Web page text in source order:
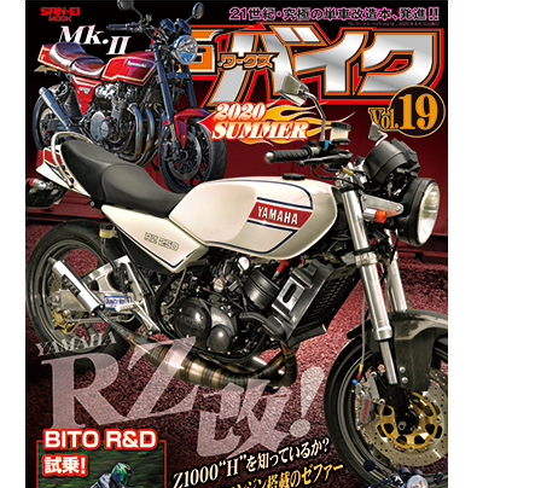
【新
案
内】
G
ワ
ー
ク
ス
バ
イ
ク
2020
年
夏
号
6/27
発